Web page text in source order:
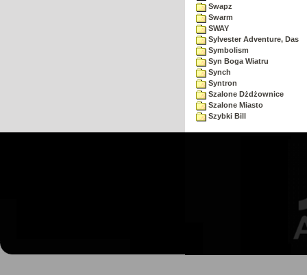
Swapz
Swarm
SWAY
Sylvester Adventure, Das
Symbolism
Syn Boga Wiatru
Synch
Syntron
Szalone Dżdżownice
Szalone Miasto
Szybki Bill